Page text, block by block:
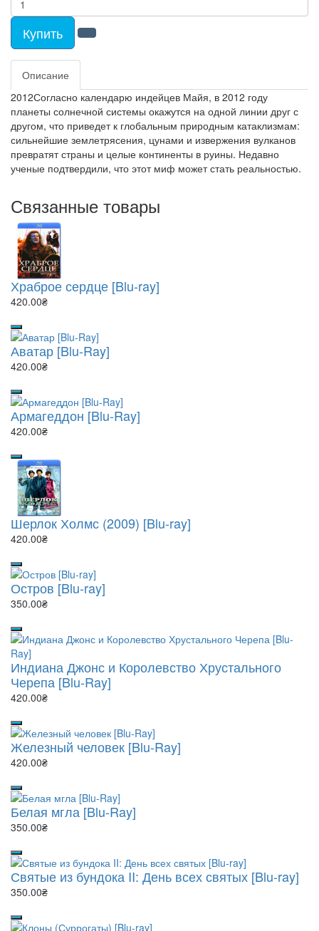
Купить
Описание
2012Согласно календарю индейцев Майя, в 2012 году
планеты солнечной системы окажутся на одной линии друг с
другом, что приведет к глобальным природным катаклизмам:
сильнейшие землетрясения, цунами и извержения вулканов
превратят страны и целые континенты в руины. Недавно
ученые подтвердили, что этот миф может стать реальностью.
Связанные товары
Храброе сердце [Blu-ray]
420.00₴
Аватар [Blu-Ray]
420.00₴
Армагеддон [Blu-Ray]
420.00₴
Шерлок Холмс (2009) [Blu-ray]
420.00₴
Остров [Blu-ray]
350.00₴
Индиана Джонс и Королевство Хрустального
Черепа [Blu-Ray]
420.00₴
Железный человек [Blu-Ray]
420.00₴
Белая мгла [Blu-Ray]
350.00₴
Святые из бундока II: День всех святых [Blu-ray]
350.00₴